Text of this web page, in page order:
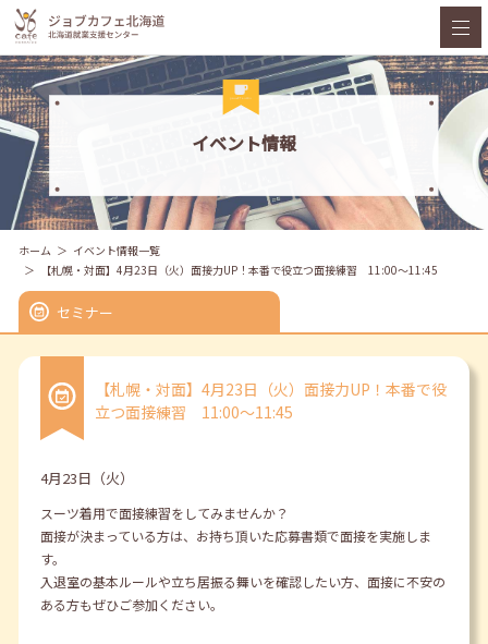
イベント情報
ホーム
イベント情報一覧
【札幌・対面】4月23日（火）面接力UP！本番で役立つ面接練習 11:00～11:45
セミナー
【札幌・対面】4月23日（火）面接力UP！本番で役
立つ面接練習 11:00～11:45
4月23日（火）
スーツ着用で面接練習をしてみませんか？
面接が決まっている方は、お持ち頂いた応募書類で面接を実施しま
す。
入退室の基本ルールや立ち居振る舞いを確認したい方、面接に不安の
ある方もぜひご参加ください。